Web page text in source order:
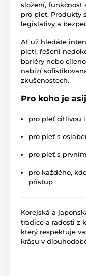
složení, funkčnost
pro pleť. Produkty
legislativy a
Ať už hledáte
pleti, řešení
bariéry nebo
nabízí
zkušenostech.
Pro koho je
pro pleť citlivou
pro pleť s
pro pleť s
pro každého,
přístup
Korejská a
tradice a radosti z
který respektuje
krásu v